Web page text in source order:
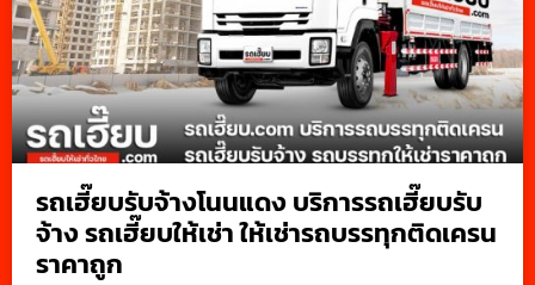
รถเฮี๊ยบรับจ้างโนนแดง บริการรถเฮี๊ยบรับ
จ้าง รถเฮี๊ยบให้เช่า ให้เช่ารถบรรทุกติดเครน
ราคาถูก